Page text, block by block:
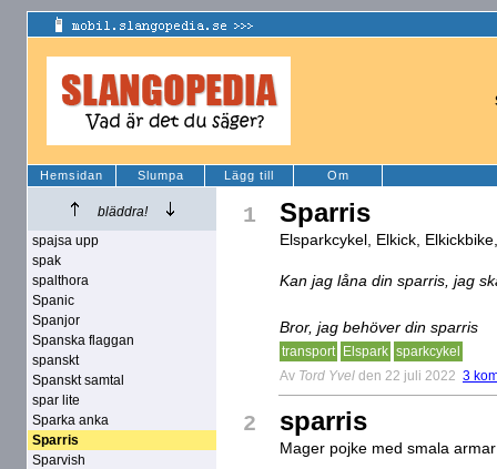
Hemsidan Slumpa Lägg till Om
bläddra!
spajsa upp
spak
spalthora
Spanic
Spanjor
Spanska flaggan
spanskt
Spanskt samtal
spar lite
Sparka anka
Sparris
Sparvish
1 Sparris
Elsparkcykel, Elkick,
Kan jag låna din sparris, jag
Bror, jag behöver din sparris
transport Elspark sparkcykel
Av Tord Yvel den 22 juli 2022 3
2 sparris
Mager pojke med smala